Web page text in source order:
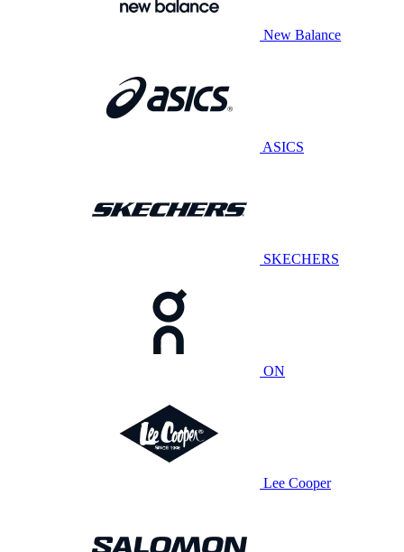
New Balance
ASICS
SKECHERS
ON
Lee Cooper